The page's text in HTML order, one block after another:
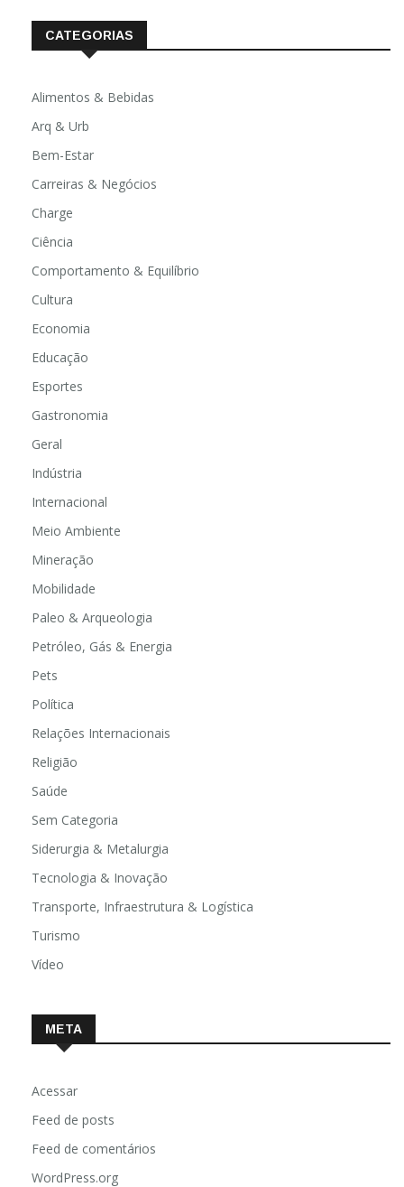
CATEGORIAS
Alimentos & Bebidas
Arq & Urb
Bem-Estar
Carreiras & Negócios
Charge
Ciência
Comportamento & Equilíbrio
Cultura
Economia
Educação
Esportes
Gastronomia
Geral
Indústria
Internacional
Meio Ambiente
Mineração
Mobilidade
Paleo & Arqueologia
Petróleo, Gás & Energia
Pets
Política
Relações Internacionais
Religião
Saúde
Sem Categoria
Siderurgia & Metalurgia
Tecnologia & Inovação
Transporte, Infraestrutura & Logística
Turismo
Vídeo
META
Acessar
Feed de posts
Feed de comentários
WordPress.org